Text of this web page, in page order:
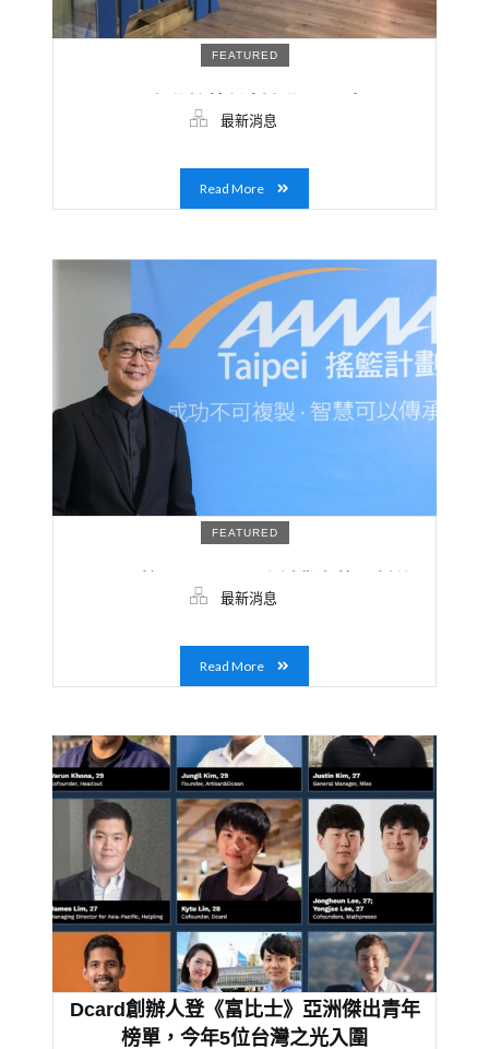
FEATURED
AAMA 台北搖籃計劃九期以AI應用、
IOT、MarTech、文創設計領域新創突圍
者！
最新消息
Read More
FEATURED
AAMA 校長Charles 致創業家的一封信
最新消息
Read More
Dcard創辦人登《富比士》亞洲傑出青年
榜單，今年5位台灣之光入圍